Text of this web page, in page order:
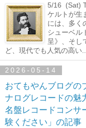
5/16 (Sat)
ケルトが生
には、多く
シューベル
呈》、そし
ど、現代でも人気の高い...
2026-05-14
おてもやんブログの
ナログレコードの魅
名盤レコードコンサ
験ください」の記事